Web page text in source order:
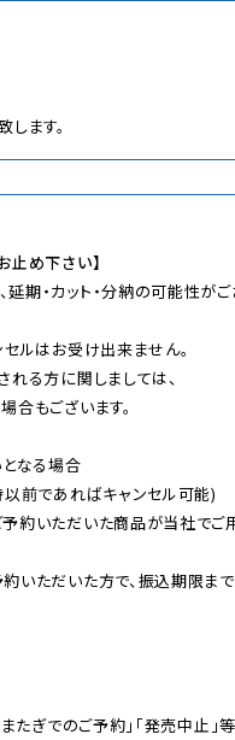
ます。
止め下さい】
期・カット・分納の可能性がご
ルはお受け出来ません。
れる方に関しましては、
合もございます。
なる場合
前であればキャンセル可能)
約いただいた商品が当社でご
いただいた方で、振込期限まで
たぎでのご予約」「発売中止」等